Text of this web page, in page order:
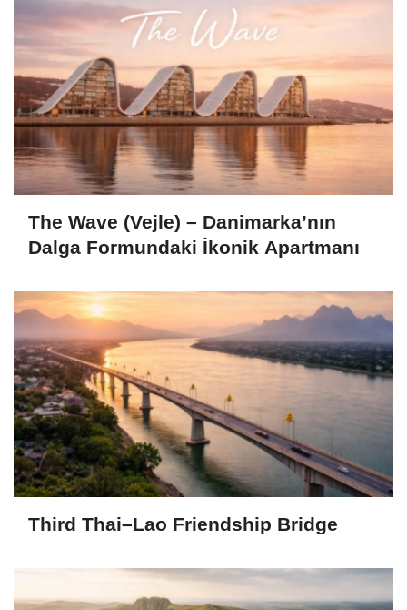
The Wave (Vejle) – Danimarka’nın
Dalga Formundaki İkonik Apartmanı
Third Thai–Lao Friendship Bridge